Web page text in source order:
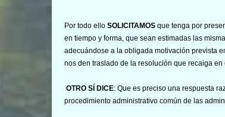
Por todo ello SOLICITAMOS que tenga por
en tiempo y forma, que sean estimadas las
adecuándose a la obligada motivación prevista
nos den traslado de la resolución que recaiga
OTRO SÍ DICE: Que es preciso una respuesta
procedimiento administrativo común de las